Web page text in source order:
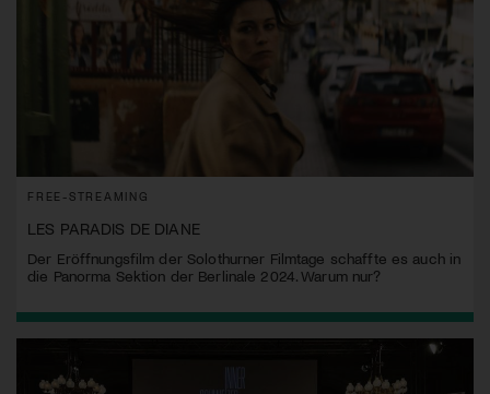
FREE-STREAMING
LES PARADIS DE DIANE
Der Eröffnungsfilm der Solothurner Filmtage schaffte es auch in
die Panorma Sektion der Berlinale 2024. Warum nur?